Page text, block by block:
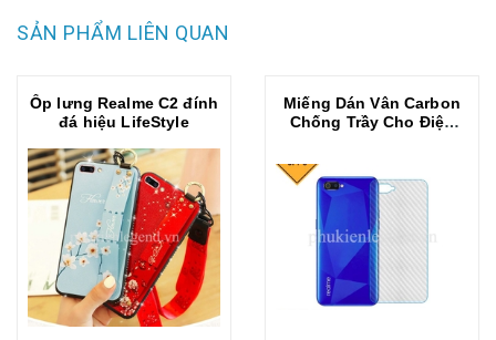
SẢN PHẨM LIÊN QUAN
Ốp lưng Realme C2 đính
đá hiệu LifeStyle
Miếng Dán Vân Carbon
Chống Trầy Cho Điện